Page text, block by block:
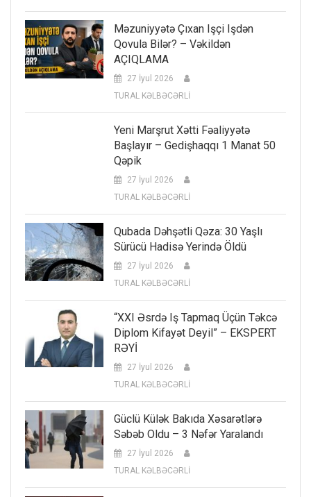
Məzuniyyətə Çıxan Işçi Işdən
Qovula Bilər? – Vəkildən
AÇIQLAMA
27 İyul 2026
TURAL KƏLBƏCƏRLİ
Yeni Marşrut Xətti Fəaliyyətə
Başlayır – Gedişhaqqı 1 Manat 50
Qəpik
27 İyul 2026
TURAL KƏLBƏCƏRLİ
Qubada Dəhşətli Qəza: 30 Yaşlı
Sürücü Hadisə Yerində Öldü
27 İyul 2026
TURAL KƏLBƏCƏRLİ
“XXI Əsrdə Iş Tapmaq Üçün Təkcə
Diplom Kifayət Deyil” – EKSPERT
RƏYİ
27 İyul 2026
TURAL KƏLBƏCƏRLİ
Güclü Külək Bakıda Xəsarətlərə
Səbəb Oldu – 3 Nəfər Yaralandı
27 İyul 2026
TURAL KƏLBƏCƏRLİ